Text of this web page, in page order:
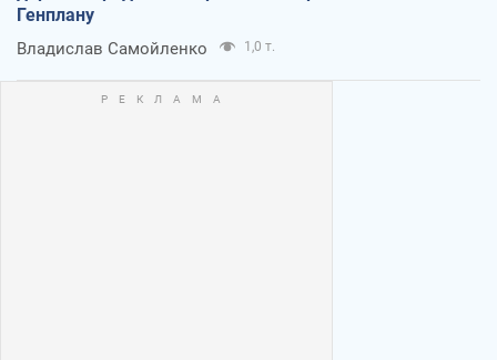
Генплану
Владислав Самойленко 1,0 т.